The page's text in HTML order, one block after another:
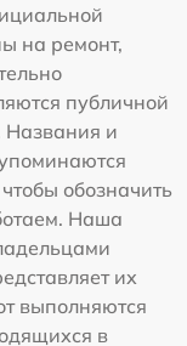
на ремонт,
публичной
Названия и
обозначить
Наша
их
выполняются
в